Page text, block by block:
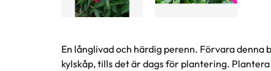
Produktinformation
En långlivad och härdig perenn. Förvara
kylskåp, tills det är dags för plantering.